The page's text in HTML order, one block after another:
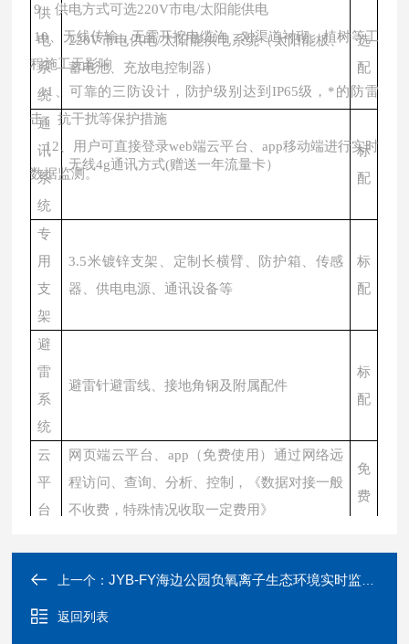
供
电
系
统
220V市电供电/太阳能供电系统（太阳能板、
蓄电池、充放电控制器）
选
配
通
讯
系
统
无线4g通讯方式(赠送一年流量卡）
标
配
专
用
支
架
3.5米镀锌支架、定制长横臂、防护箱、传感
器、供电电源、通讯设备等
标
配
避
雷
系
统
避雷针避雷线、接地角钢及附属配件
标
配
云
平
台
网页端云平台、 app（免费使用）通过网络远
程访问、查询、分析、控制，《数据对接一般
不收费，特殊情况收取一定费用》
免
费
9、供电方式可选220V市电/太阳能供电
10、无线传输，无需开挖电缆沟，对渠道衬砌、植树等工
程施工无影响
11
、可靠的三防设计，防护级别达到 IP65级，*的防雷
击、抗干扰等保护措施
12 、用户可直接登录web端云平台、 app移动端进行实时
数据监测。
上一个：JYB-FY海边公园负氧离子生态环境实时监测设备
返回列表